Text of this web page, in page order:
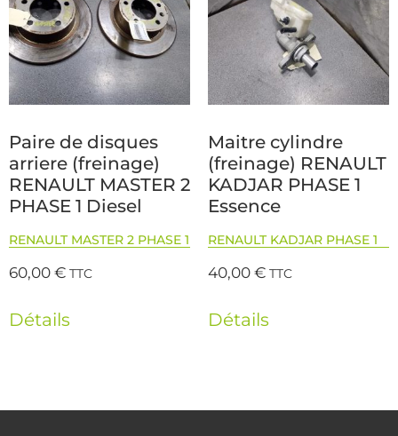
Paire de disques
arriere (freinage)
RENAULT MASTER 2
PHASE 1 Diesel
RENAULT MASTER 2 PHASE 1
60,00€ TTC
Détails
Maitre cylindre
(freinage) RENAULT
KADJAR PHASE 1
Essence
RENAULT KADJAR PHASE 1
40,00€ TTC
Détails